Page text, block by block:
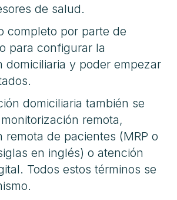
de salud.
completo por parte de
para configurar la
domiciliaria y poder empezar
domiciliaria también se
remota,
remota de pacientes (MRP o
en inglés) o atención
Todos estos términos se